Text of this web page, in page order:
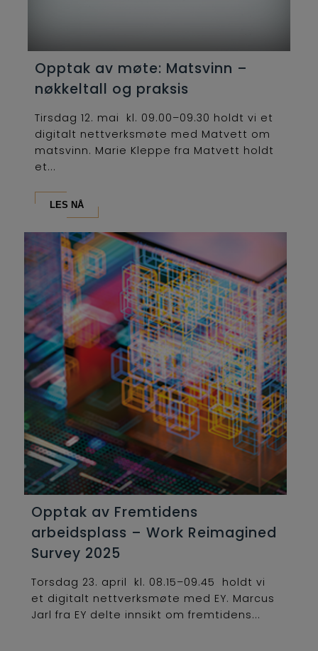
Opptak av møte: Matsvinn –
nøkkeltall og praksis
Tirsdag 12. mai kl. 09.00–09.30 holdt vi et
digitalt nettverksmøte med Matvett om
matsvinn. Marie Kleppe fra Matvett holdt
et...
LES NÅ
Opptak av Fremtidens
arbeidsplass – Work Reimagined
Survey 2025
Torsdag 23. april kl. 08.15–09.45 holdt vi
et digitalt nettverksmøte med EY. Marcus
Jarl fra EY delte innsikt om fremtidens...